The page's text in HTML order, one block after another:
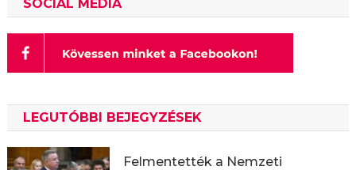
SOCIAL MEDIA
LEGUTÓBBI BEJEGYZÉSEK
Felmentették a Nemzeti